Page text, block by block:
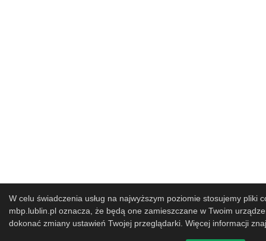
W celu świadczenia usług na najwyższym poziomie stosujemy pliki
mbp.lublin.pl oznacza, że będą one zamieszczane w Twoim
dokonać zmiany ustawień Twojej przeglądarki. Więcej informacji